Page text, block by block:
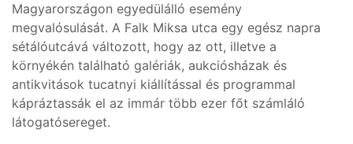
Magyarországon egyedülálló esemény
megvalósulását. A Falk Miksa utca egy egész napra
sétálóutcává változott, hogy az ott, illetve a
környékén található galériák, aukciósházak és
antikvitások tucatnyi kiállítással és programmal
kápráztassák el az immár több ezer főt számláló
látogatósereget.